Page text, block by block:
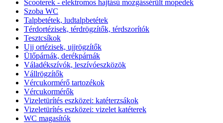
Scooterek - elektromos hajtású mozgássérült mopedek
Szoba WC
Talpbetétek, ludtalpbetétek
Térdortézisek, térdrögzítők, térdszorítók
Tesztcsíkok
Ujj ortézisek, ujjrögzítők
Ülőpárnák, derékpárnák
Váladékszívók, leszívóeszközök
Vállrögzítők
Vércukormérő tartozékok
Vércukormérők
Vizeletürítés eszközei: katéterzsákok
Vizeletürítés eszközei: vizelet katéterek
WC magasítók